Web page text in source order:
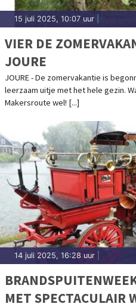
15 juli 2025, 10:07 uur
VIER DE
JOURE
JOURE - De zomervakantie is
leerzaam uitje met het hele gezin.
Makersroute wel! [...]
14 juli 2025, 16:28 uur
MET SPECTACULAIR